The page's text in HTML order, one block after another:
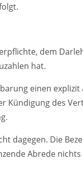
dem
hat.
einen explizit
Kündigung des
dagegen. Die
Abrede nichts